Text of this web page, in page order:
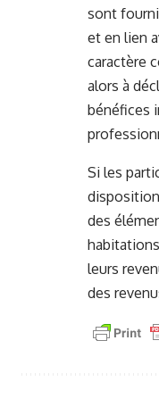
sont
et en lien
caractère
alors à
bénéfices
Si les
des
leurs
des